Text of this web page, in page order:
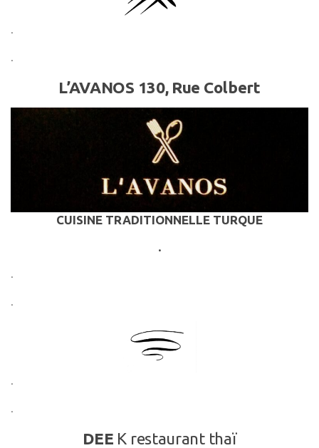
.
.
L’AVANOS 130, Rue Colbert
CUISINE TRADITIONNELLE TURQUE
.
.
.
.
.
DEE K restaurant thaï